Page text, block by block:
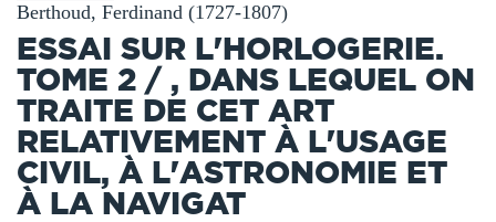
Berthoud, Ferdinand (1727-1807)
ESSAI SUR L'HORLOGERIE.
TOME 2 / , DANS LEQUEL ON
TRAITE DE CET ART
RELATIVEMENT À L'USAGE
CIVIL, À L'ASTRONOMIE ET
À LA NAVIGAT